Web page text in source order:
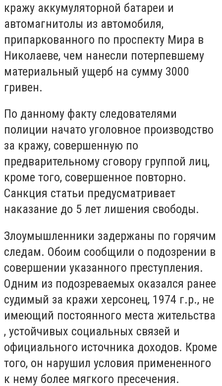
кражу аккумуляторной батареи и
автомагнитолы из автомобиля,
припаркованного по проспекту Мира в
Николаеве, чем нанесли потерпевшему
материальный ущерб на сумму 3000
гривен.
По данному факту следователями
полиции начато уголовное производство
за кражу, совершенную по
предварительному сговору группой лиц,
кроме того, совершенное повторно.
Санкция статьи предусматривает
наказание до 5 лет лишения свободы.
Злоумышленники задержаны по горячим
следам. Обоим сообщили о подозрении в
совершении указанного преступления.
Одним из подозреваемых оказался ранее
судимый за кражи херсонец, 1974 г.р., не
имеющий постоянного места жительства
, устойчивых социальных связей и
официального источника доходов. Кроме
того, он нарушил условия примененного
к нему более мягкого пресечения.